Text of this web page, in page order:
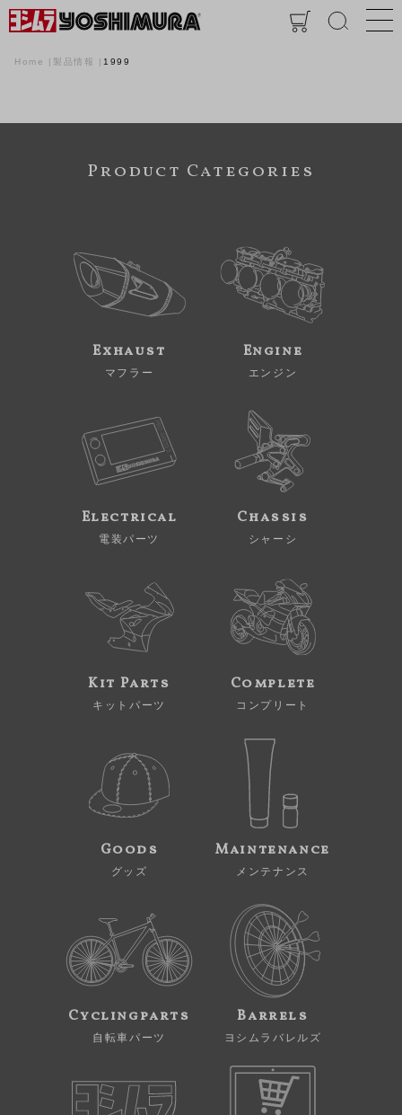
Home 製品情報 1999
Product Categories
Exhaust
マフラー
Engine
エンジン
Electrical
電装パーツ
Chassis
シャーシ
Kit Parts
キットパーツ
Complete
コンプリート
Goods
グッズ
Maintenance
メンテナンス
Cyclingparts
自転車パーツ
Barrels
ヨシムラバレルズ